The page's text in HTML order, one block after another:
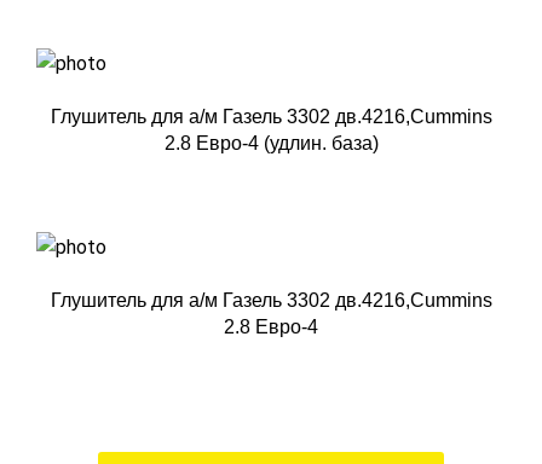
Глушитель для а/м Газель 3302 дв.4216,Cummins
2.8 Евро-4 (удлин. база)
Глушитель для а/м Газель 3302 дв.4216,Cummins
2.8 Евро-4